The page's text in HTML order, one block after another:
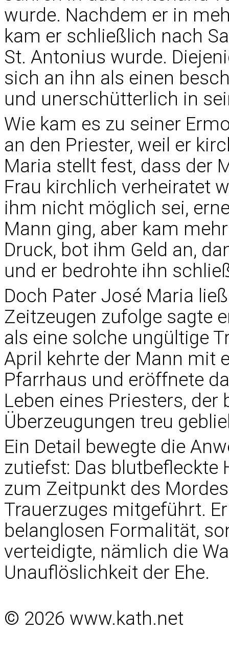
wurde. Nachdem er in
kam er schließlich nach
St. Antonius wurde.
sich an ihn als einen
und unerschütterlich in
Wie kam es zu seiner
an den Priester, weil er
Maria stellt fest, dass der
Frau kirchlich verheiratet
ihm nicht möglich sei,
Mann ging, aber kam
Druck, bot ihm Geld an,
und er bedrohte ihn
Doch Pater José Maria
Zeitzeugen zufolge sagte
als eine solche ungültige
April kehrte der Mann mit
Pfarrhaus und eröffnete
Leben eines Priesters,
Überzeugungen treu
Ein Detail bewegte die
zutiefst: Das blutbefleckte
zum Zeitpunkt des
Trauerzuges mitgeführt.
belanglosen Formalität,
verteidigte, nämlich die
Unauflöslichkeit der Ehe.
© 2026 www.kath.net